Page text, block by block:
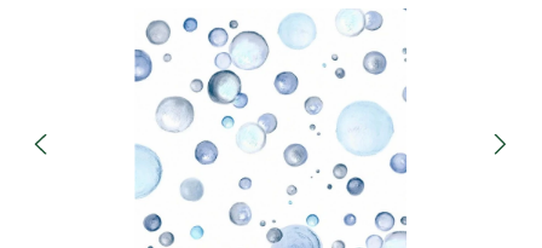
Bildergalerie überspringen